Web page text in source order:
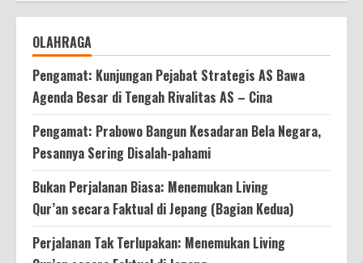
OLAHRAGA
Pengamat: Kunjungan Pejabat Strategis AS Bawa
Agenda Besar di Tengah Rivalitas AS – Cina
Pengamat: Prabowo Bangun Kesadaran Bela Negara,
Pesannya Sering Disalah-pahami
Bukan Perjalanan Biasa: Menemukan Living
Qur’an secara Faktual di Jepang (Bagian Kedua)
Perjalanan Tak Terlupakan: Menemukan Living